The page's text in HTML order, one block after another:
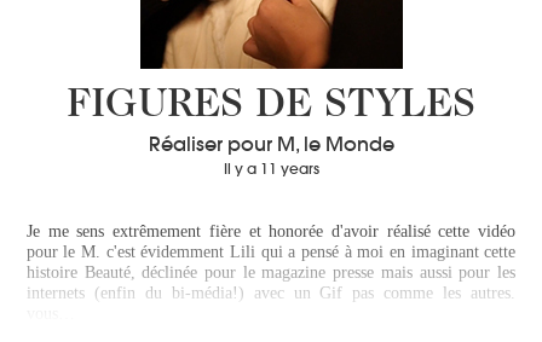
FIGURES DE STYLES
Réaliser pour M, le Monde
Il y a 11 years
Je me sens extrêmement fière et honorée d'avoir réalisé cette vidéo
pour le M. c'est évidemment Lili qui a pensé à moi en imaginant cette
histoire Beauté, déclinée pour le magazine presse mais aussi pour les
internets (enfin du bi-média!) avec un Gif pas comme les autres.